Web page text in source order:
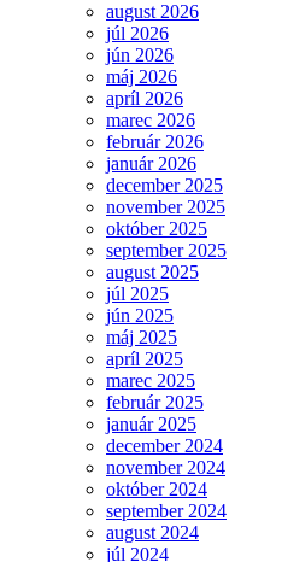
august 2026
júl 2026
jún 2026
máj 2026
apríl 2026
marec 2026
február 2026
január 2026
december 2025
november 2025
október 2025
september 2025
august 2025
júl 2025
jún 2025
máj 2025
apríl 2025
marec 2025
február 2025
január 2025
december 2024
november 2024
október 2024
september 2024
august 2024
júl 2024